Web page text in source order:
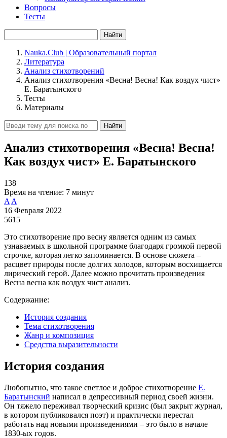
Вопросы
Тесты
Найти
Nauka.Club | Образовательный портал
Литература
Анализ стихотворений
Анализ стихотворения «Весна! Весна! Как воздух чист»
Е. Баратынского
Тесты
Материалы
Найти
Анализ стихотворения «Весна! Весна!
Как воздух чист» Е. Баратынского
138
Время на чтение: 7 минут
A A
16 Февраля 2022
5615
Это стихотворение про весну является одним из самых
узнаваемых в школьной программе благодаря громкой первой
строчке, которая легко запоминается. В основе сюжета –
расцвет природы после долгих холодов, которым восхищается
лирический герой. Далее можно прочитать произведения
Весна весна как воздух чист анализ.
Содержание:
История создания
Тема стихотворения
Жанр и композиция
Средства выразительности
История создания
Любопытно, что такое светлое и доброе стихотворение Е.
Баратынский написал в депрессивный период своей жизни.
Он тяжело переживал творческий кризис (был закрыт журнал,
в котором публиковался поэт) и практически перестал
работать над новыми произведениями – это было в начале
1830-ых годов.